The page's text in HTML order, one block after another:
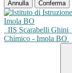
Annulla Conferma
IIS Scarabelli Ghini
Chimico - Imola BO